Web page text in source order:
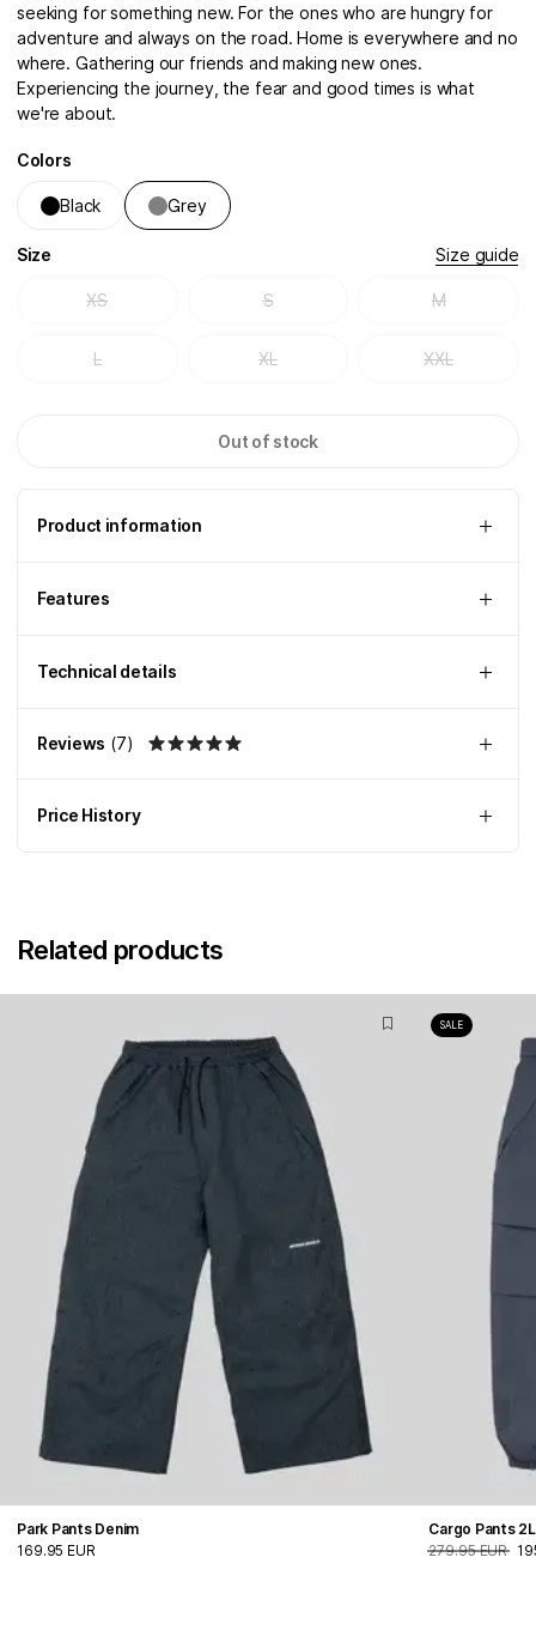
seeking for something new. For the ones who are hungry for
adventure and always on the road. Home is everywhere and no
where. Gathering our friends and making new ones.
Experiencing the journey, the fear and good times is what
we're about.
Colors
Black Grey
Size Size guide
XS S M
L XL XXL
Out of stock
Product information
Features
Technical details
Reviews (7)
Price History
Related products
Park Pants Denim
169.95 EUR
SALE
Cargo Pants 2L
279.95 EUR